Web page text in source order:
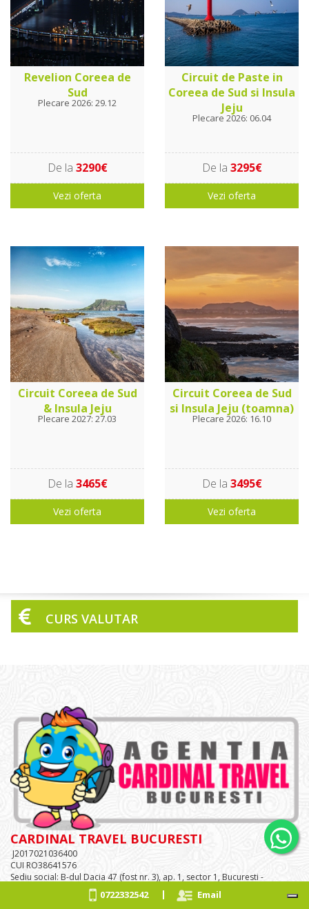
Revelion Coreea de
Sud
Plecare 2026: 29.12
De la 3290€
Vezi oferta
Circuit de Paste in
Coreea de Sud si Insula
Jeju
Plecare 2026: 06.04
De la 3295€
Vezi oferta
Circuit Coreea de Sud
& Insula Jeju
Plecare 2027: 27.03
De la 3465€
Vezi oferta
Circuit Coreea de Sud
si Insula Jeju (toamna)
Plecare 2026: 16.10
De la 3495€
Vezi oferta
CURS VALUTAR
CARDINAL TRAVEL BUCURESTI
J2017021036400
CUI RO38641576
Sediu social: B-dul Dacia 47 (fost nr. 3), ap. 1, sector 1, Bucuresti -
activitate exclusiv online0722332542| Email